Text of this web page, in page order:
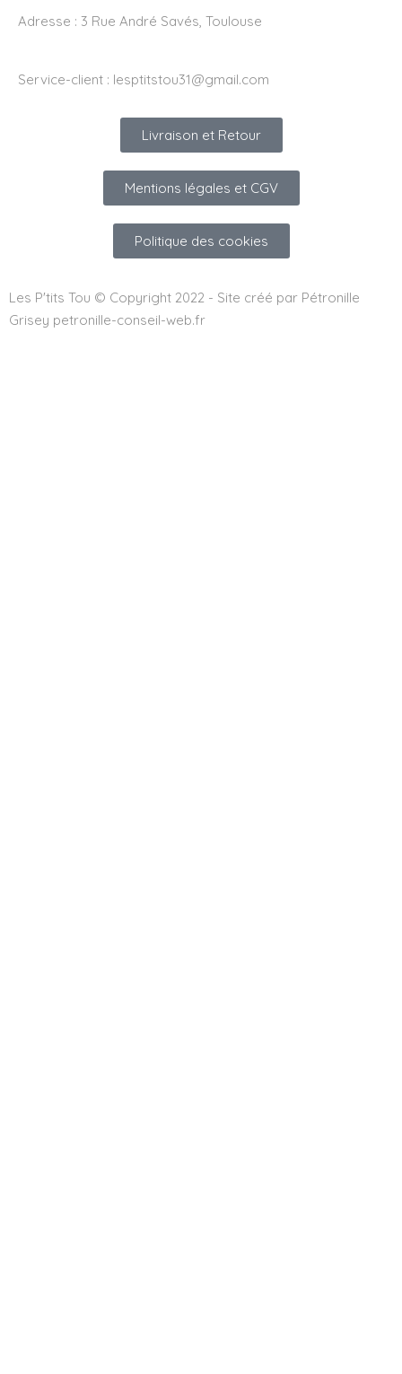
Adresse : 3 Rue André Savés, Toulouse
Service-client : lesptitstou31@gmail.com
Livraison et Retour
Mentions légales et CGV
Politique des cookies
Les P'tits Tou © Copyright 2022 - Site créé par Pétronille
Grisey petronille-conseil-web.fr